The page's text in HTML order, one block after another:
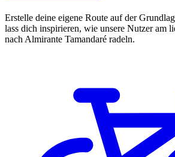
Erstelle deine eigene Route auf der
lass dich inspirieren, wie unsere Nutzer am
nach Almirante Tamandaré radeln.